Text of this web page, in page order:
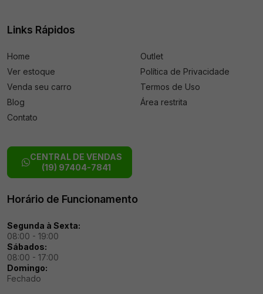
Links Rápidos
Home
Ver estoque
Venda seu carro
Blog
Contato
Outlet
Política de Privacidade
Termos de Uso
Área restrita
CENTRAL DE VENDAS
(19) 97404-7841
Horário de Funcionamento
Segunda à Sexta:
08:00 - 19:00
Sábados:
08:00 - 17:00
Domingo:
Fechado